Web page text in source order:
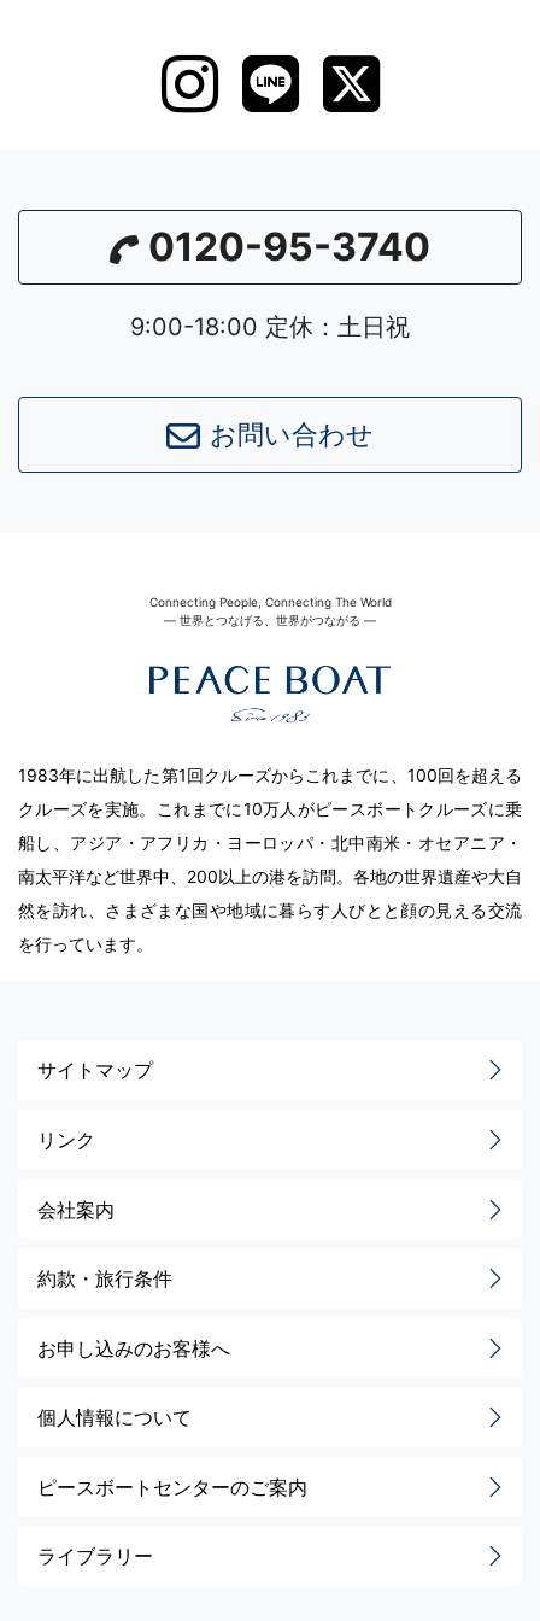
0120-95-3740
9:00-18:00 定休：土日祝
お問い合わせ
Connecting People, Connecting The World
― 世界とつなげる、世界がつながる ―
1983年に出航した第1回クルーズからこれまでに、100回を超える
クルーズを実施。これまでに10万人がピースボートクルーズに乗
船し、アジア・アフリカ・ヨーロッパ・北中南米・オセアニア・
南太平洋など世界中、200以上の港を訪問。各地の世界遺産や大自
然を訪れ、さまざまな国や地域に暮らす人びとと顔の見える交流
を行っています。
サイトマップ
リンク
会社案内
約款・旅行条件
お申し込みのお客様へ
個人情報について
ピースボートセンターのご案内
ライブラリー